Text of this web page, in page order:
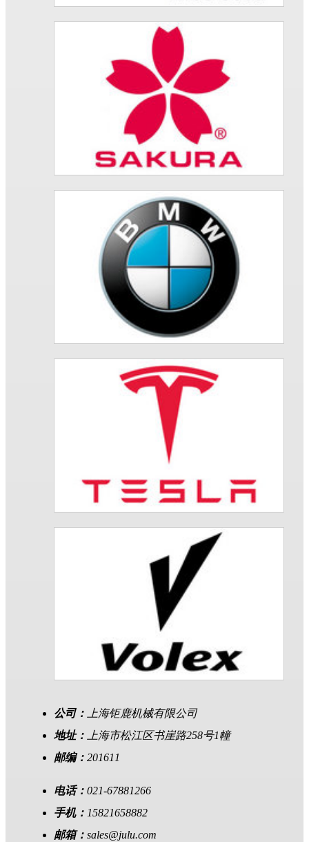
公司：
上海钜鹿机械有限公司
地址：
上海市松江区书崖路258号1幢
邮编： 201611
电话： 021-67881266
手机： 15821658882
邮箱： sales@julu.com